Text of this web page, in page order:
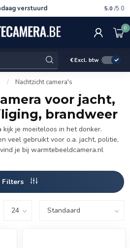
verstuurd Gratis
5.0 /5.0
0
€Excl. btw
/ Nachtzicht camera's
voor jacht,
brandweer
je moeiteloos in het donker.
veel gebruikt voor o.a. jacht, politie,
je bij warmtebeeldcamera.nl
Filters